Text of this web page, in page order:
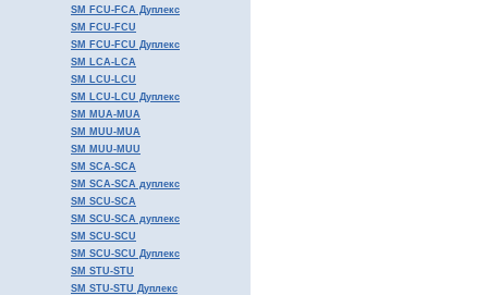
SM FCU-FCA Дуплекс
SM FCU-FCU
SM FCU-FCU Дуплекс
SM LCA-LCA
SM LCU-LCU
SM LCU-LCU Дуплекс
SM MUA-MUA
SM MUU-MUA
SM MUU-MUU
SM SCA-SCA
SM SCA-SCA дуплекс
SM SCU-SCA
SM SCU-SCA дуплекс
SM SCU-SCU
SM SCU-SCU Дуплекс
SM STU-STU
SM STU-STU Дуплекс